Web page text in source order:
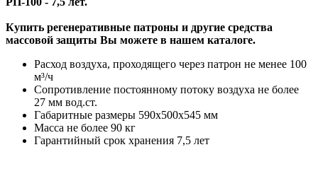
Купить регенеративные патроны и другие средства
массовой защиты Вы можете в нашем каталоге.
Расход воздуха, проходящего через патрон не менее 100
м³/ч
Сопротивление постоянному потоку воздуха не более
27 мм вод.ст.
Габаритные размеры 590х500х545 мм
Масса не более 90 кг
Гарантийный срок хранения 7,5 лет